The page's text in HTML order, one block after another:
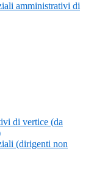
amministrativi di
di vertice (da
(dirigenti non